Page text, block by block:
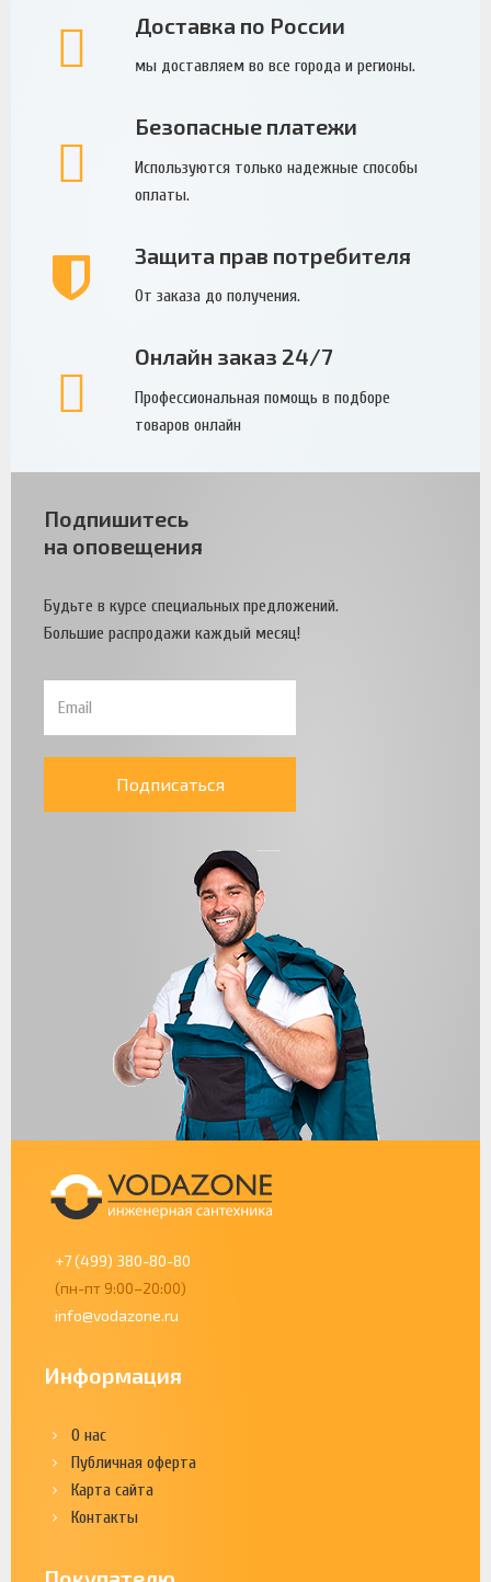
Доставка по России
мы доставляем во все города и регионы.
Безопасные платежи
Используются только надежные способы
оплаты.
Защита прав потребителя
От заказа до получения.
Онлайн заказ 24/7
Профессиональная помощь в подборе
товаров онлайн
Подпишитесь
на оповещения
Будьте в курсе специальных предложений.
Большие распродажи каждый месяц!
Подписаться
+7 (499) 380-80-80
(пн-пт 9:00–20:00)
info@vodazone.ru
Информация
О нас
Публичная оферта
Карта сайта
Контакты